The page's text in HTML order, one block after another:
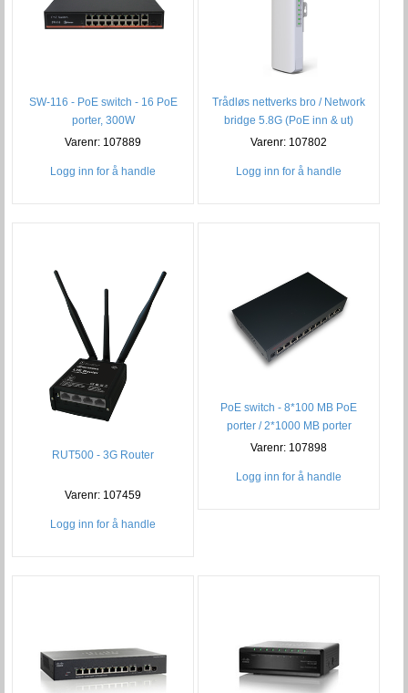
SW-116 - PoE switch - 16 PoE
porter, 300W
Varenr: 107889
Logg inn for å handle
Trådløs nettverks bro / Network
bridge 5.8G (PoE inn & ut)
Varenr: 107802
Logg inn for å handle
RUT500 - 3G Router
Varenr: 107459
Logg inn for å handle
PoE switch - 8*100 MB PoE
porter / 2*1000 MB porter
Varenr: 107898
Logg inn for å handle